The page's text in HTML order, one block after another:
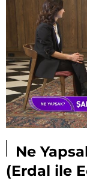
Ne
(Erdal ile